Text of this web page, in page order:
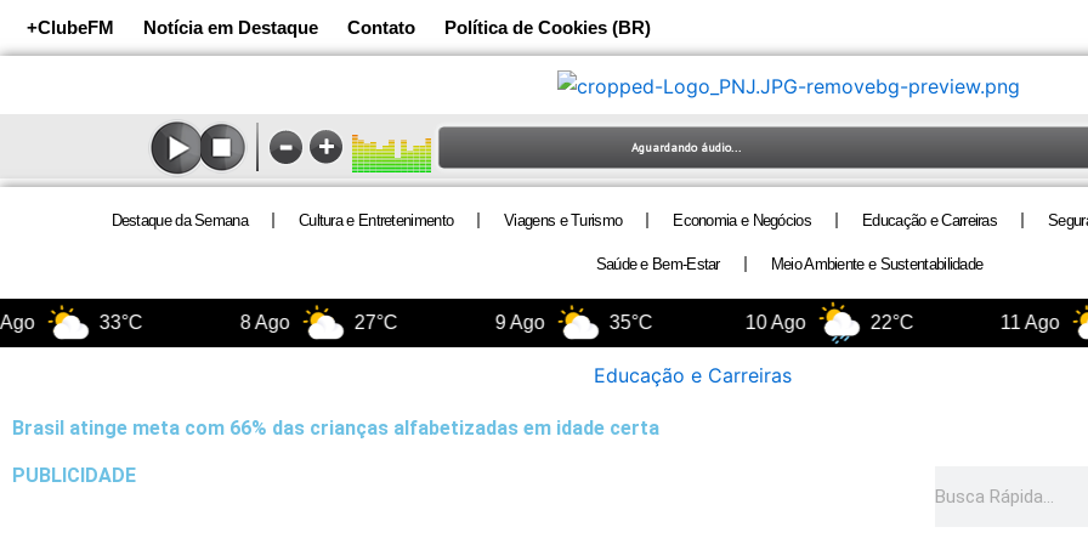
para
+ClubeFM Notícia em Destaque Contato Política de Cookies (BR)
Destaque da Semana Cultura e Entretenimento Viagens e Turismo Economia e Negócios Educação e Carreiras
Saúde e Bem-Estar Meio Ambiente e Sustentabilidade
33°C 8 Ago 27°C 9 Ago 35°C 10 Ago 22°C 11 Ago
Educação e Carreiras
Brasil atinge meta com 66% das crianças alfabetizadas em idade certa
PUBLICIDADE